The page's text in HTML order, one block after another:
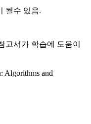
될수 있음.
고서가 학습에 도움이
Algorithms and